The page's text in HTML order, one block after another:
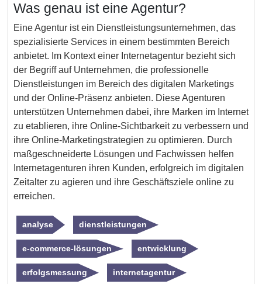
Was genau ist eine Agentur?
Eine Agentur ist ein Dienstleistungsunternehmen, das
spezialisierte Services in einem bestimmten Bereich
anbietet. Im Kontext einer Internetagentur bezieht sich
der Begriff auf Unternehmen, die professionelle
Dienstleistungen im Bereich des digitalen Marketings
und der Online-Präsenz anbieten. Diese Agenturen
unterstützen Unternehmen dabei, ihre Marken im Internet
zu etablieren, ihre Online-Sichtbarkeit zu verbessern und
ihre Online-Marketingstrategien zu optimieren. Durch
maßgeschneiderte Lösungen und Fachwissen helfen
Internetagenturen ihren Kunden, erfolgreich im digitalen
Zeitalter zu agieren und ihre Geschäftsziele online zu
erreichen.
analyse dienstleistungen
e-commerce-lösungen entwicklung
erfolgsmessung internetagentur